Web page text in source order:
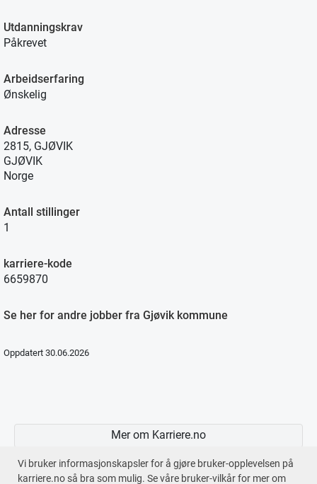
Vi bruker informasjonskapsler for å gjøre bruker-opplevelsen på
karriere.no så bra som mulig. Se våre bruker-vilkår for mer om
Utdanningskrav
Påkrevet
Arbeidserfaring
Ønskelig
Adresse
2815, GJØVIK
GJØVIK
Norge
Antall stillinger
1
karriere-kode
6659870
Se her for andre jobber fra Gjøvik kommune
Oppdatert 30.06.2026
Mer om Karriere.no